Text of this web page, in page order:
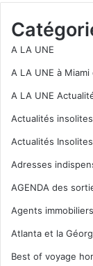
A LA UNE
A LA UNE à
A LA UNE
Actualités
Actualités
Adresses
AGENDA des
Agents
Atlanta et la
Best of voyage